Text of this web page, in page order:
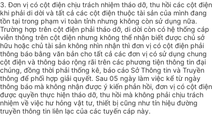
3. Đơn vị có cột điện chịu trách nhiệm tháo dỡ, thu hồi các cột điện
khi phải di dời và tất cả các cột điện thuộc tài sản của mình đang
tồn tại trong phạm vi toàn tỉnh nhưng không còn sử dụng nữa.
Trường hợp trên cột điện phải tháo dỡ, di dời còn có hệ thống cáp
viễn thông trên cột điện nhưng không thể nhận biết được chủ sở
hữu hoặc chủ tài sản không nhìn nhận thì đơn vị có cột điện phải
thông báo bằng văn bản cho tất cả các đơn vị có sử dụng chung
cột điện và thông báo rộng rãi trên các phương tiện thông tin đại
chúng, đồng thời phải thống kê, báo cáo Sở Thông tin và Truyền
thông để phối hợp giải quyết. Sau 05 ngày làm việc kể từ ngày
thông báo mà không nhận được ý kiến phản hồi, đơn vị có cột điện
được quyền thực hiện tháo dỡ, thu hồi mà không phải chịu trách
nhiệm về việc hư hỏng vật tư, thiết bị cũng như tín hiệu đường
truyền thông tin liên lạc của các tuyến cáp này.